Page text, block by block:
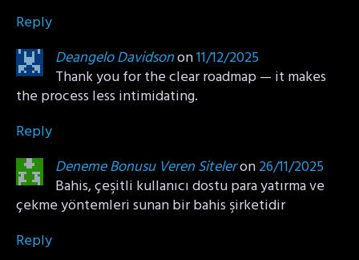
Reply
Deangelo Davidsonon11/12/2025
Thank you for the clear roadmap — it makes
the process less intimidating.
Reply
Deneme Bonusu Veren Siteleron26/11/2025
Bahis, çeşitli kullanıcı dostu para yatırma ve
çekme yöntemleri sunan bir bahis şirketidir
Reply